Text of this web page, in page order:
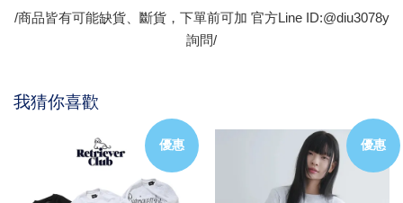
/商品皆有可能缺貨、斷貨，下單前可加 官方Line ID:@diu3078y
詢問/
我猜你喜歡
優惠 優惠